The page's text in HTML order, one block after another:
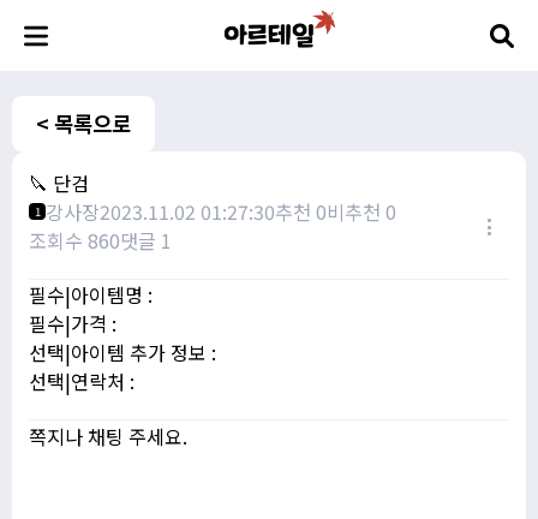
< 목록으로
🔪 단검
1 강사장2023.11.02 01:27:30추천 0비추천 0
조회수 860댓글 1
필수|아이템명 :
필수|가격 :
선택|아이템 추가 정보 :
선택|연락처 :
쪽지나 채팅 주세요.